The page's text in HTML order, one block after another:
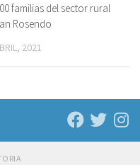
familias del sector rural
Rosendo
2021